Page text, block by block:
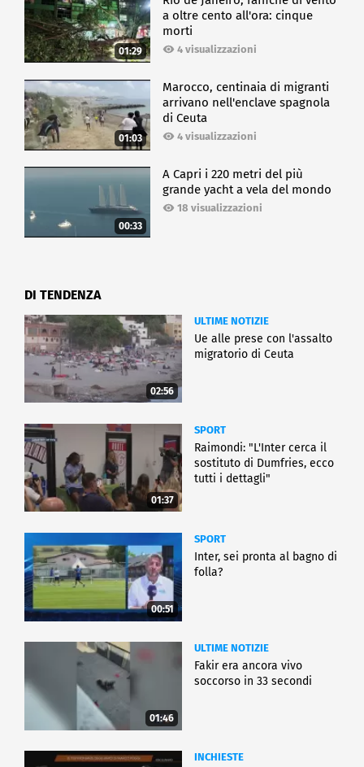
01:29
a oltre cento all'ora: cinque
morti
4 visualizzazioni
01:03
Marocco, centinaia di migranti
arrivano nell'enclave spagnola
di Ceuta
4 visualizzazioni
00:33
A Capri i 220 metri del più
grande yacht a vela del mondo
18 visualizzazioni
DI TENDENZA
02:56
ULTIME NOTIZIE
Ue alle prese con l'assalto
migratorio di Ceuta
01:37
SPORT
Raimondi: "L'Inter cerca il
sostituto di Dumfries, ecco
tutti i dettagli"
00:51
SPORT
Inter, sei pronta al bagno di
folla?
01:46
ULTIME NOTIZIE
Fakir era ancora vivo
soccorso in 33 secondi
INCHIESTE